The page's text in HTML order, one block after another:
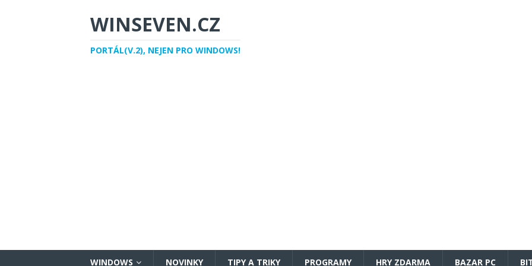
WINSEVEN.CZ
PORTÁL(V.2), NEJEN PRO WINDOWS!
WINDOWS NOVINKY TIPY A TRIKY PROGRAMY HRY ZDARMA BAZAR PC